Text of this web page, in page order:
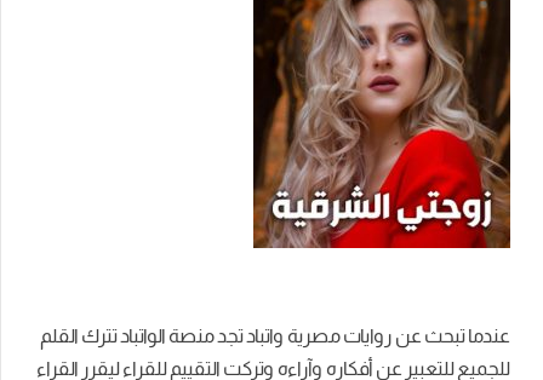
عندما تبحث عن روايات مصرية واتباد تجد منصة الواتباد تترك القلم
للجميع للتعبير عن أفكاره وآراءه وتركت التقييم للقراء ليقرر القراء